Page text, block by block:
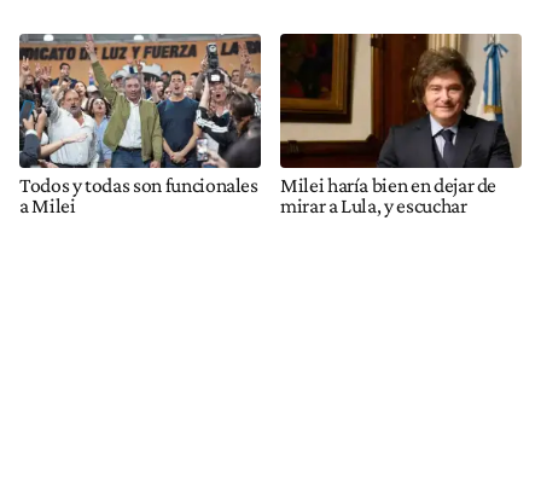
Todos y todas son funcionales
a Milei
Milei haría bien en dejar de
mirar a Lula, y escuchar